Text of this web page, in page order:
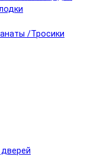
/Тросики